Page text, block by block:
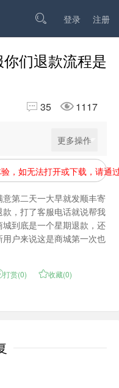
 登录 注册
们退款流程是
 35 1117
更多操作
，如无法打开或下载，请通
第二天一大早就发顺丰寄
，打了客服电话就说帮我
到底是一个星期退款，还
户来说这是商城第一次也
打赏(0) 收藏(0)